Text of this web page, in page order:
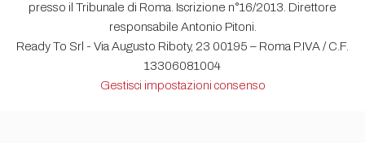
presso il Tribunale di Roma. Iscrizione n°16/2013. Direttore
responsabile Antonio Pitoni.
Ready To Srl - Via Augusto Riboty, 23 00195 – Roma P.IVA / C.F.
13306081004
Gestisci impostazioni consenso